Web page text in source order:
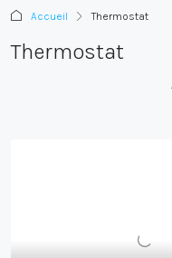
Accueil Thermostat
Thermostat